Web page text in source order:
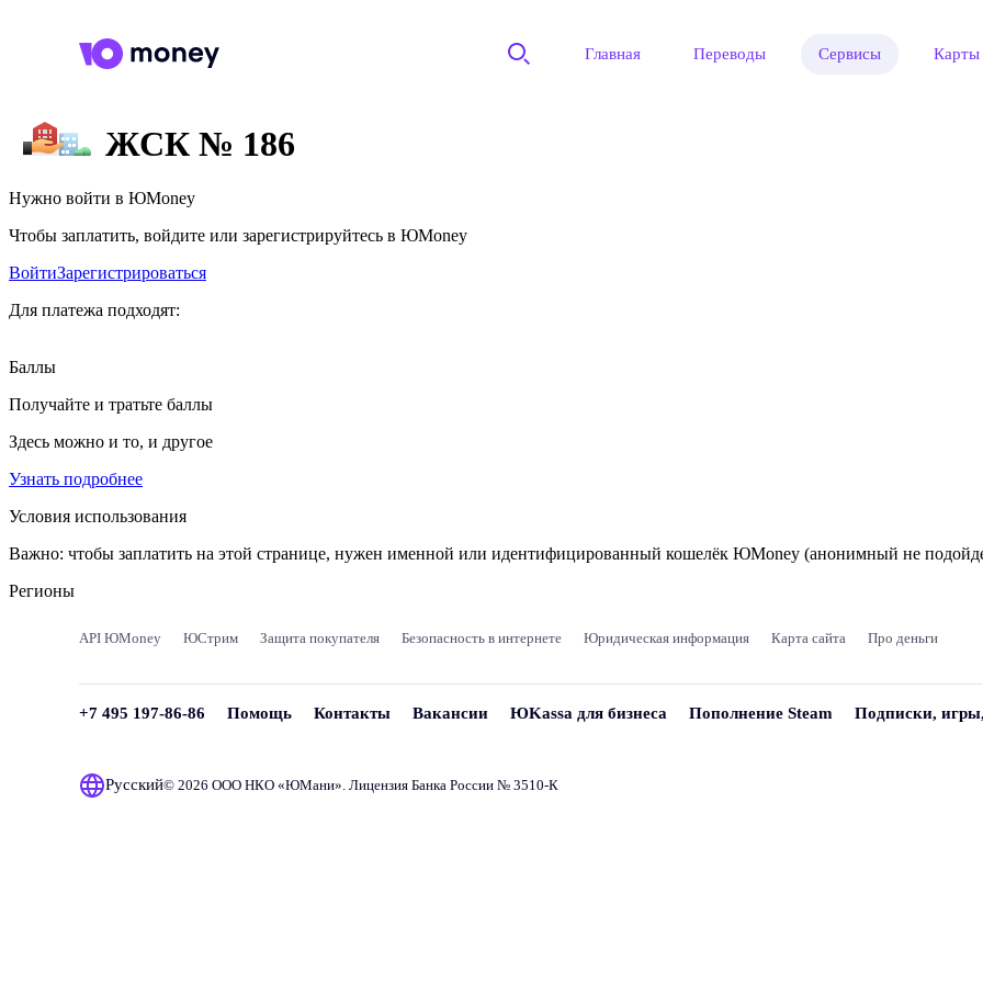
Главная Переводы Сервисы Карты
ЖСК № 186
Нужно войти в ЮMoney
Чтобы заплатить, войдите или зарегистрируйтесь в ЮMoney
ВойтиЗарегистрироваться
Для платежа подходят:
Баллы
Получайте и тратьте баллы
Здесь можно и то, и другое
Узнать подробнее
Условия использования
Важно: чтобы заплатить на этой странице, нужен именной или идентифицированный кошелёк ЮMoney (анонимный не
Регионы
API ЮMoney ЮСтрим Защита покупателя Безопасность в интернете Юридическая информация Карта сайта Про деньги
+7 495 197-86-86 Помощь Контакты Вакансии ЮKassa для бизнеса Пополнение Steam Подписки,
Русский© 2026 ООО НКО «ЮМани». Лицензия Банка России № 3510‑К